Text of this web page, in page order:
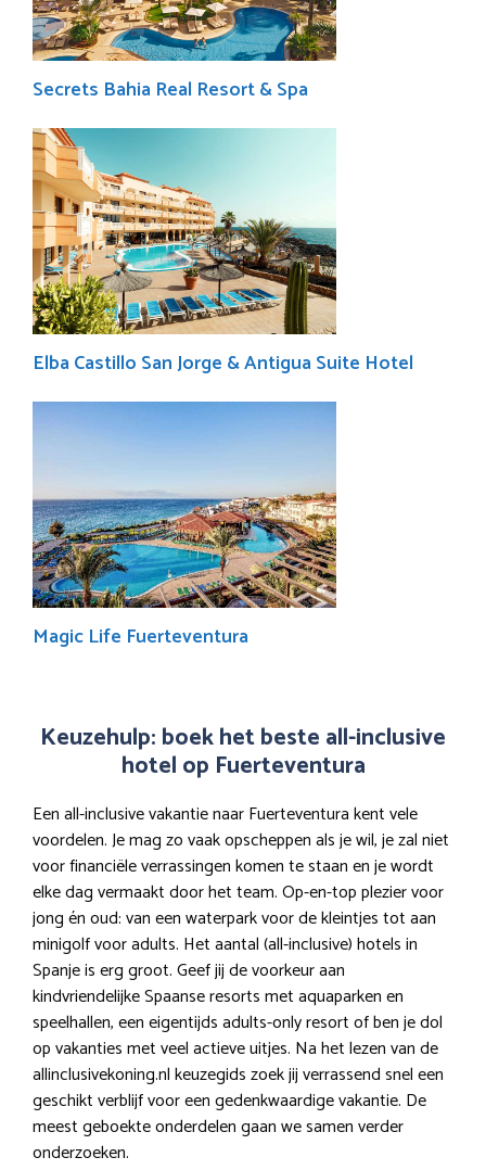
Secrets Bahia Real Resort & Spa
Elba Castillo San Jorge & Antigua Suite Hotel
Magic Life Fuerteventura
Keuzehulp: boek het beste all-inclusive
hotel op Fuerteventura
Een all-inclusive vakantie naar Fuerteventura kent vele
voordelen. Je mag zo vaak opscheppen als je wil, je zal niet
voor financiële verrassingen komen te staan en je wordt
elke dag vermaakt door het team. Op-en-top plezier voor
jong én oud: van een waterpark voor de kleintjes tot aan
minigolf voor adults. Het aantal (all-inclusive) hotels in
Spanje is erg groot. Geef jij de voorkeur aan
kindvriendelijke Spaanse resorts met aquaparken en
speelhallen, een eigentijds adults-only resort of ben je dol
op vakanties met veel actieve uitjes. Na het lezen van de
allinclusivekoning.nl keuzegids zoek jij verrassend snel een
geschikt verblijf voor een gedenkwaardige vakantie. De
meest geboekte onderdelen gaan we samen verder
onderzoeken.